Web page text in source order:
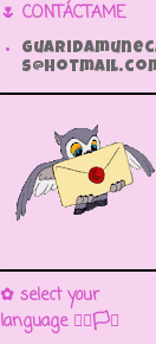
🌷 CONTÁCTAME
✿ select your
language 🏳️‍🌈🏳️🏁